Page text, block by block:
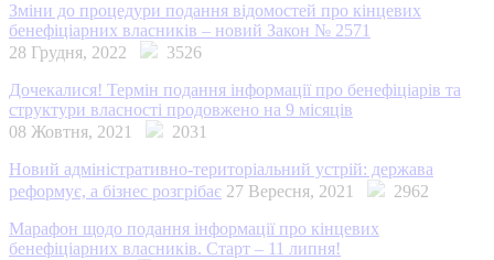
Зміни до процедури подання відомостей про кінцевих
бенефіціарних власників – новий Закон № 2571
28 Грудня, 2022
3526
Дочекалися! Термін подання інформації про бенефіціарів та
структури власності продовжено на 9 місяців
08 Жовтня, 2021
2031
Новий адміністративно-територіальний устрій: держава
реформує, а бізнес розгрібає 27 Вересня, 2021
2962
Марафон щодо подання інформації про кінцевих
бенефіціарних власників. Старт – 11 липня!